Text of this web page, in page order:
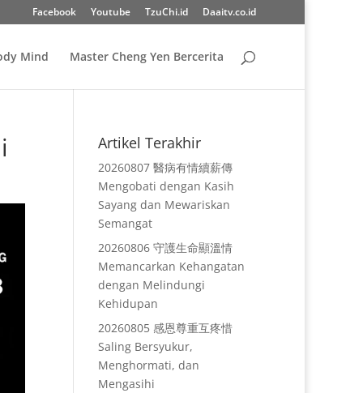
Facebook Youtube TzuChi.id Daaitv.co.id
Mind Master Cheng Yen Bercerita
Artikel Terakhir
20260807 醫病有情續薪傳
Mengobati dengan Kasih
Sayang dan Mewariskan
Semangat
20260806 守護生命顯溫情
Memancarkan Kehangatan
dengan Melindungi
Kehidupan
20260805 感恩尊重互疼惜
Saling Bersyukur,
Menghormati, dan
Mengasihi